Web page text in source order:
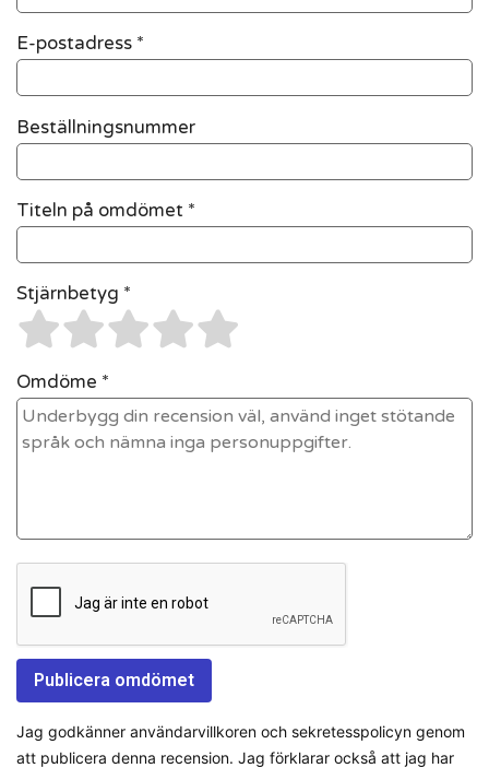
E-postadress *
Beställningsnummer
Titeln på omdömet *
Stjärnbetyg *
Omdöme *
Jag godkänner användarvillkoren och sekretesspolicyn genom
att publicera denna recension. Jag förklarar också att jag har